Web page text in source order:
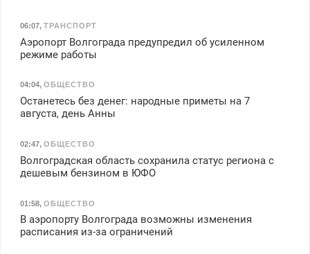
06:07, ТРАНСПОРТ
Аэропорт Волгограда предупредил об усиленном
режиме работы
04:04, ОБЩЕСТВО
Останетесь без денег: народные приметы на 7
августа, день Анны
02:47, ОБЩЕСТВО
Волгоградская область сохранила статус региона с
дешевым бензином в ЮФО
01:58, ОБЩЕСТВО
В аэропорту Волгограда возможны изменения
расписания из-за ограничений